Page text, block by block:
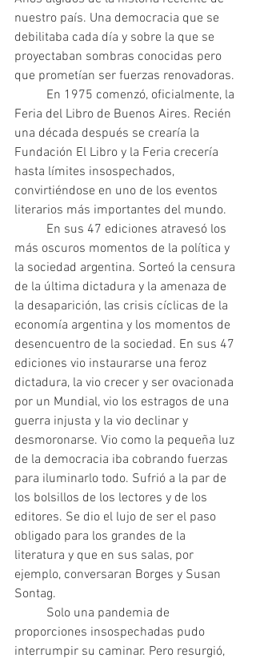
nuestro país. Una democracia que se
debilitaba cada día y sobre la que se
proyectaban sombras conocidas pero
que prometían ser fuerzas renovadoras.
Feria del Libro de Buenos Aires. Recién
una década después se crearía la
Fundación El Libro y la Feria crecería
hasta límites insospechados,
convirtiéndose en uno de los eventos
literarios más importantes del mundo.
más oscuros momentos de la política y
la sociedad argentina. Sorteó la censura
de la última dictadura y la amenaza de
la desaparición, las crisis cíclicas de la
economía argentina y los momentos de
desencuentro de la sociedad. En sus 47
ediciones vio instaurarse una feroz
dictadura, la vio crecer y ser ovacionada
por un Mundial, vio los estragos de una
guerra injusta y la vio declinar y
desmoronarse. Vio como la pequeña luz
de la democracia iba cobrando fuerzas
para iluminarlo todo. Sufrió a la par de
los bolsillos de los lectores y de los
editores. Se dio el lujo de ser el paso
obligado para los grandes de la
literatura y que en sus salas, por
ejemplo, conversaran Borges y Susan
Sontag.
proporciones insospechadas pudo
interrumpir su caminar. Pero resurgió,